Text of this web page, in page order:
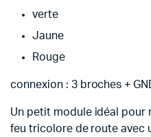
verte
Jaune
Rouge
connexion : 3 broches +
Un petit module idéal pour
feu tricolore de route avec